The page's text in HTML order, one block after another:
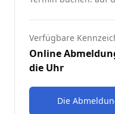
Verfügbare
Online
die Uhr
Die